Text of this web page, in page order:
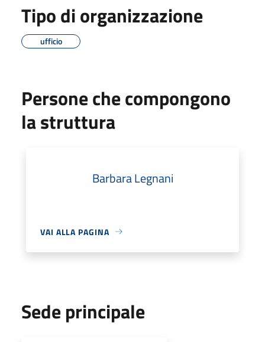
Tipo di organizzazione
ufficio
Persone che compongono
la struttura
Barbara Legnani
VAI ALLA PAGINA
Sede principale